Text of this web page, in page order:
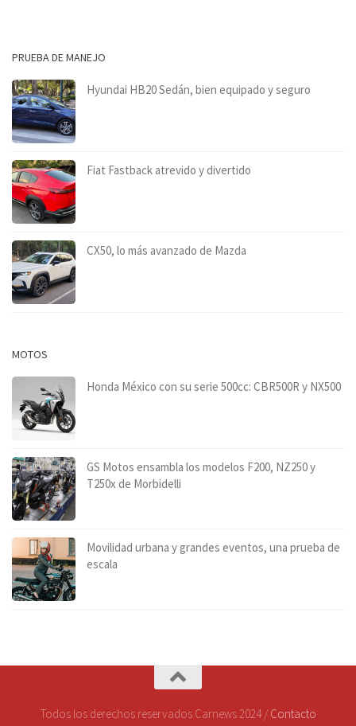
PRUEBA DE MANEJO
Hyundai HB20 Sedán, bien equipado y seguro
Fiat Fastback atrevido y divertido
CX50, lo más avanzado de Mazda
MOTOS
Honda México con su serie 500cc: CBR500R y NX500
GS Motos ensambla los modelos F200, NZ250 y
T250x de Morbidelli
Movilidad urbana y grandes eventos, una prueba de
escala
Todos los derechos reservados Carnews 2024 / Contacto